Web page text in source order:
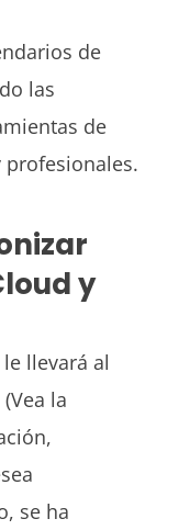
de
las
de
y
llevará al
la
se ha